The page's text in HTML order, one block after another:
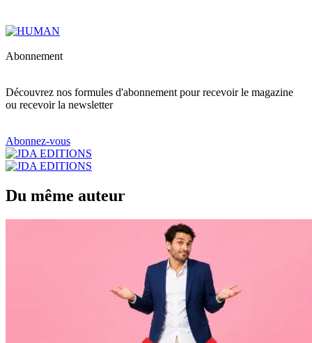
Abonnement
Découvrez nos formules d'abonnement pour recevoir le magazine
ou recevoir la newsletter
Abonnez-vous
Du même auteur